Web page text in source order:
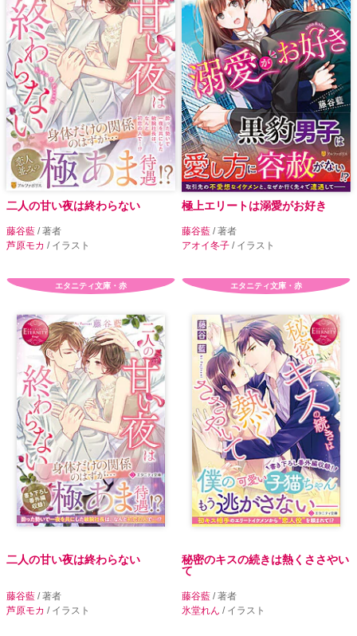
二人の甘い夜は終わらない
藤谷藍 / 著者
芦原モカ / イラスト
極上エリートは溺愛がお好き
藤谷藍 / 著者
アオイ冬子 / イラスト
エタニティ文庫・赤
二人の甘い夜は終わらない
藤谷藍 / 著者
芦原モカ / イラスト
エタニティ文庫・赤
秘密のキスの続きは熱くささやい
て
藤谷藍 / 著者
氷堂れん / イラスト